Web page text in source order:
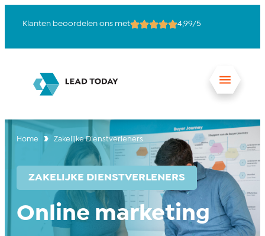
Klanten beoordelen ons met 4,99/5
Home Zakelijke Dienstverleners
ZAKELIJKE DIENSTVERLENERS
Online marketing